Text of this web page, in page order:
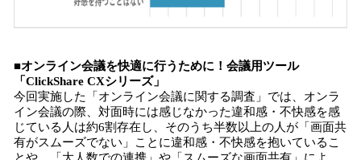
■オンライン会議を快適に行うために！会議用ツール
「ClickShare CXシリーズ」
今回実施した「オンライン会議に関する調査」では、オンラ
イン会議の際、対面時には感じなかった違和感・不快感を感
じている人は約6割存在し、そのうち半数以上の人が「画面共
有がスムーズでない」ことに違和感・不快感を抱いているこ